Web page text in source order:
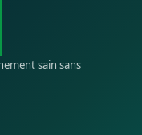
sain sans